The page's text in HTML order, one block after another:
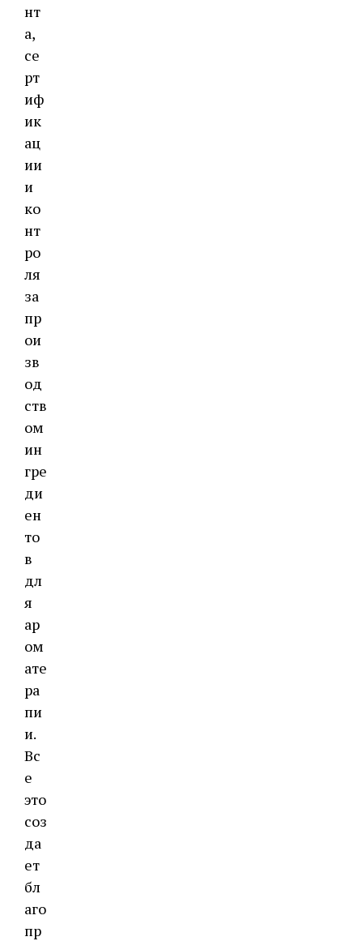
нт
а,
се
рт
иф
ик
ац
ии
и
ко
нт
ро
ля
за
пр
ои
зв
од
ств
ом
ин
гре
ди
ен
то
в
дл
я
ар
ом
ате
ра
пи
и.
Вс
е
это
соз
да
ет
бл
аго
пр